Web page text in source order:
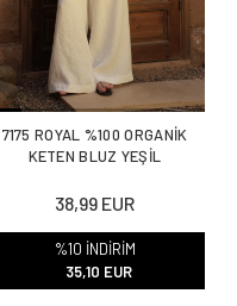
7175 ROYAL %100 ORGANİK
38,99 EUR
%10 İNDİRİM
35,10 EUR